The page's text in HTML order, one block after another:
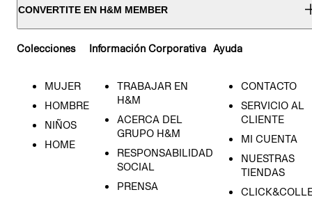
CONVERTITE EN H&M MEMBER
Colecciones
MUJER
HOMBRE
NIÑOS
HOME
Información Corporativa
TRABAJAR EN
H&M
ACERCA DEL
GRUPO H&M
RESPONSABILIDAD
SOCIAL
PRENSA
Ayuda
CONTACTO
SERVICIO AL
CLIENTE
MI CUENTA
NUESTRAS
TIENDAS